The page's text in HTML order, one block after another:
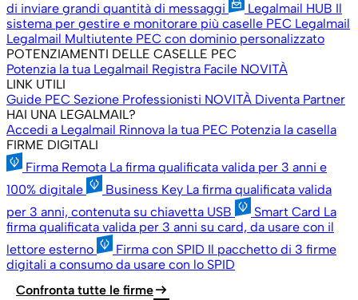
di inviare grandi quantità di messaggi
Legalmail HUB Il
sistema per gestire e monitorare più caselle PEC Legalmail
Legalmail Multiutente PEC con dominio personalizzato
POTENZIAMENTI DELLE CASELLE PEC
Potenzia la tua Legalmail Registra Facile NOVITÀ
LINK UTILI
Guide PEC Sezione Professionisti NOVITÀ Diventa Partner
HAI UNA LEGALMAIL?
Accedi a Legalmail Rinnova la tua PEC Potenzia la casella
FIRME DIGITALI
Firma Remota La firma qualificata valida per 3 anni e
100% digitale
Business Key La firma qualificata valida
per 3 anni, contenuta su chiavetta USB
Smart Card La
firma qualificata valida per 3 anni su card, da usare con il
lettore esterno
Firma con SPID Il pacchetto di 3 firme
digitali a consumo da usare con lo SPID
Confronta tutte le firmearrow_right_alt